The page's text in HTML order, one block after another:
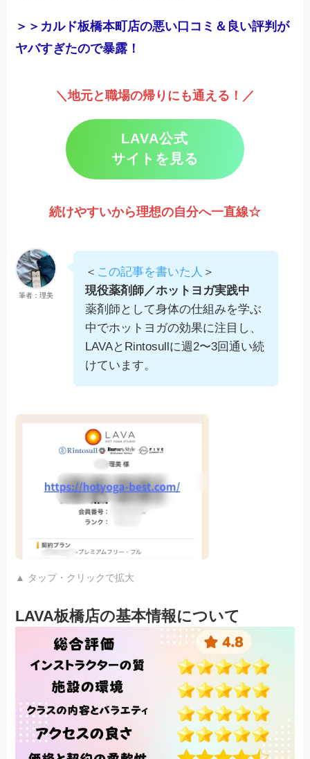
＞＞カルド板橋本町店の悪い口コミ＆良い評判が
ヤバすぎたので暴露！
＼地元と職場の帰りにも通える！／
LAVA公式
サイトを見る
続けやすいから理想の自分へ一直線☆
筆者：理美
＜ この記事を書いた人 ＞
現役薬剤師／ホットヨガ実践中
薬剤師として身体の仕組みを学ぶ
中でホットヨガの効果に注目し、
LAVAとRintosullに週2〜3回通い続
けています。
▲ タップ・クリックで拡大
LAVA板橋店の基本情報について